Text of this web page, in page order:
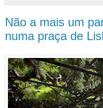
Não a mais um
numa praça de